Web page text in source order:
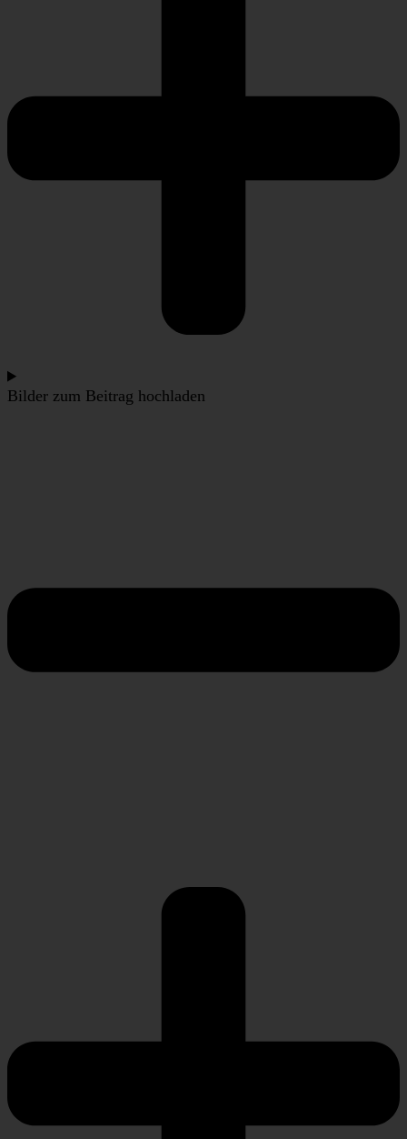
Bilder zum Beitrag hochladen